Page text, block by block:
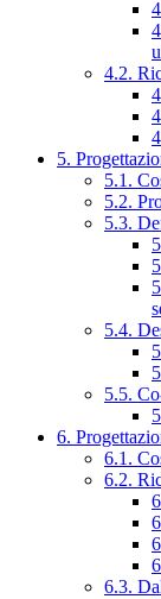
4.2.
5.
5.1.
5.2.
5.3.
5.4.
5.5.
6.
6.1.
6.2.
6.3.